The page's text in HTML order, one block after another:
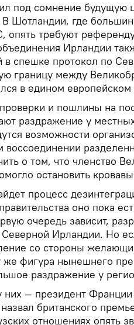
под сомнение будущую
В Шотландии, где
опять требуют
Ирландии
спешке протокол по
границу между
в едином
и пошлины на
раздражение у
возможности
воссоединении
о том, что членство
остановить
процесс
оно пока
очередь зависит,
Ирландии. Но
со стороны
же фигура нынешнего
раздражение у
них — президент
британского
отношениях опять